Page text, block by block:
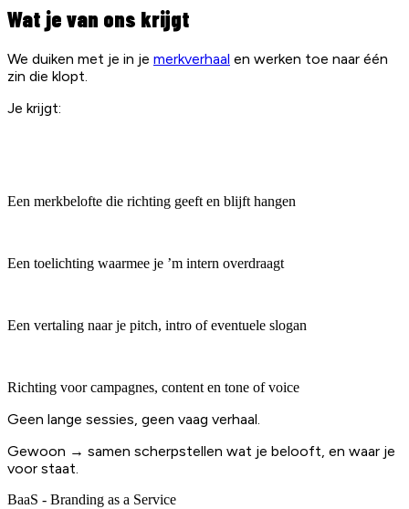
Wat je van ons krijgt
We duiken met je in je merkverhaal en werken toe naar één
zin die klopt.
Je krijgt:
Een merkbelofte die richting geeft en blijft hangen
Een toelichting waarmee je ’m intern overdraagt
Een vertaling naar je pitch, intro of eventuele slogan
Richting voor campagnes, content en tone of voice
Geen lange sessies, geen vaag verhaal.
Gewoon → samen scherpstellen wat je belooft, en waar je
voor staat.
BaaS - Branding as a Service